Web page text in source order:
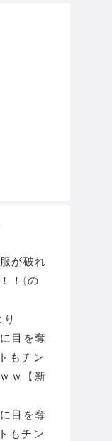
が破れ
！(の
り
目を奪
もチン
ｗ【新
目を奪
もチン